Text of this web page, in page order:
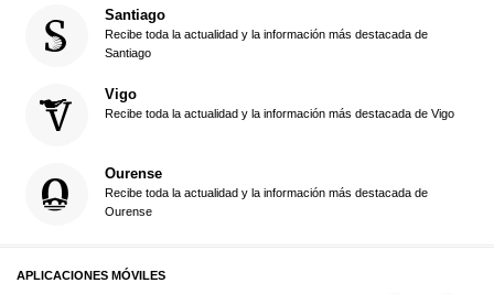
Santiago
Recibe toda la actualidad y la información más destacada de
Santiago
Vigo
Recibe toda la actualidad y la información más destacada de Vigo
Ourense
Recibe toda la actualidad y la información más destacada de
Ourense
APLICACIONES MÓVILES